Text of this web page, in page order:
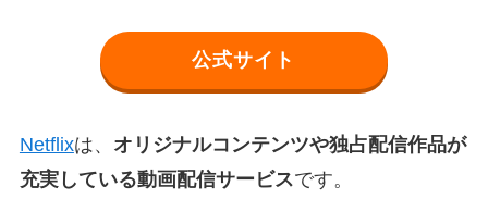
公式サイト
Netflixは、 オリジナルコンテンツや独占配信作品が
充実している動画配信サービスです。